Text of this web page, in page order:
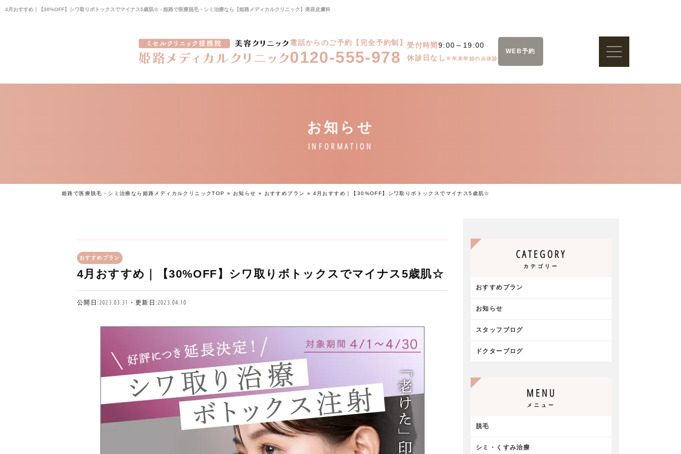
4月おすすめ｜【30%OFF】シワ取りボトックスでマイナス5歳肌☆ - 姫路で医療脱毛・シミ治療なら【姫路メディカルクリニック】美容皮膚科
電話からのご予約【完全予約制】
0120-555-978
受付時間 9:00～19:00
休診日なし ※年末年始のみ休診
WEB予約
姫路で医療脱毛・シミ治療なら姫路メディカルクリニックTOP » お知らせ » おすすめプラン » 4月おすすめ｜【30%OFF】シワ取りボトックスでマイナス5歳肌☆
おすすめプラン
4月おすすめ｜【30%OFF】シワ取りボトックスでマイナス5歳肌☆
公開日:2023.03.31・更新日:2023.04.10
CATEGORY
カテゴリー
おすすめプラン
お知らせ
スタッフブログ
ドクターブログ
MENU
メニュー
脱毛
シミ・くすみ治療